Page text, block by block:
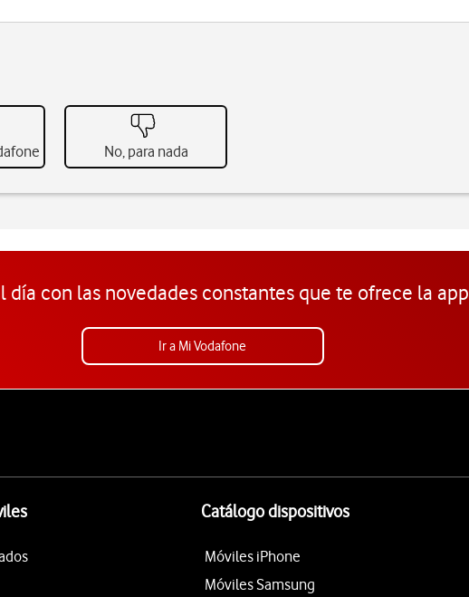
No, para nada
día con las novedades constantes que te ofrece la app
Ir a Mi Vodafone
Catálogo dispositivos
Móviles iPhone
Móviles Samsung